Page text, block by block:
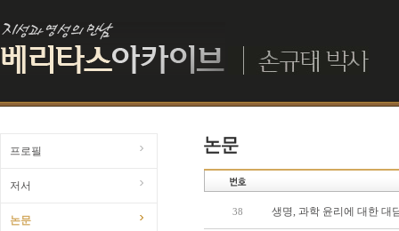
프로필
저서
논문
38 생명, 과학 윤리에 대한 대